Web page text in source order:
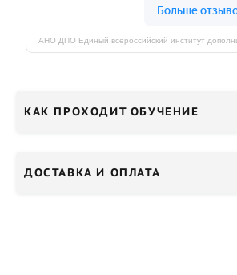
КАК ПРОХОДИТ ОБУЧЕНИЕ
ДОСТАВКА И ОПЛАТА